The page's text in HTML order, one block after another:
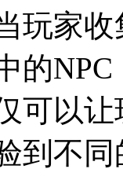
玩家
的
可以
到不